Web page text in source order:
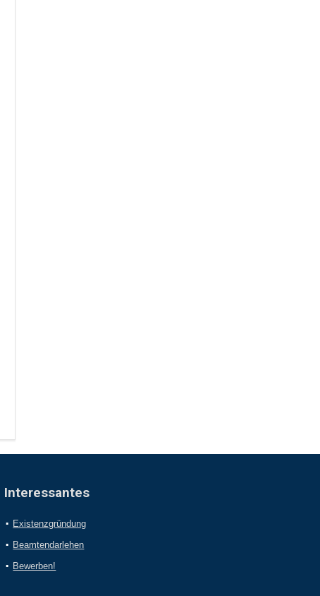
Interessantes
Existenzgründung
Beamtendarlehen
Bewerben!